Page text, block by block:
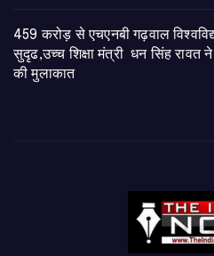
459 करोड़ से एचएनबी गढ़वाल
सुदृढ,उच्च शिक्षा मंत्री धन सिंह रावत
की मुलाकात